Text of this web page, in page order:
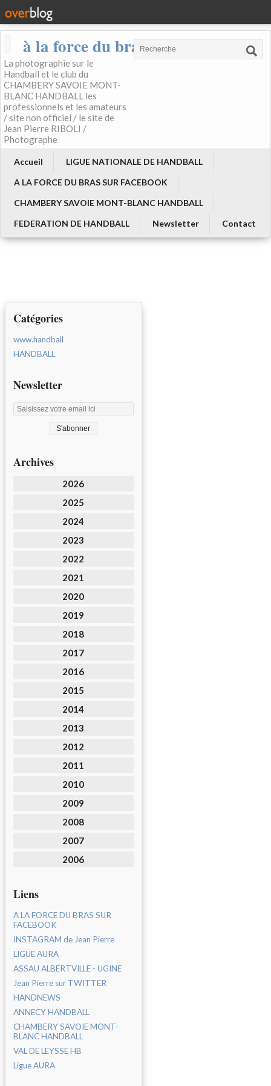
à la force du bras
La photographie sur le
Handball et le club du
CHAMBERY SAVOIE MONT-
BLANC HANDBALL les
professionnels et les amateurs
/ site non officiel / le site de
Jean Pierre RIBOLI /
Photographe
Accueil
LIGUE NATIONALE DE HANDBALL
A LA FORCE DU BRAS SUR FACEBOOK
CHAMBERY SAVOIE MONT-BLANC HANDBALL
FEDERATION DE HANDBALL
Newsletter Contact
Catégories
www.handball
HANDBALL
Newsletter
Archives
2026
2025
2024
2023
2022
2021
2020
2019
2018
2017
2016
2015
2014
2013
2012
2011
2010
2009
2008
2007
2006
Liens
A LA FORCE DU BRAS SUR
FACEBOOK
INSTAGRAM de Jean Pierre
LIGUE AURA
ASSAU ALBERTVILLE - UGINE
Jean Pierre sur TWITTER
HANDNEWS
ANNECY HANDBALL
CHAMBERY SAVOIE MONT-
BLANC HANDBALL
VAL DE LEYSSE HB
Ligue AURA